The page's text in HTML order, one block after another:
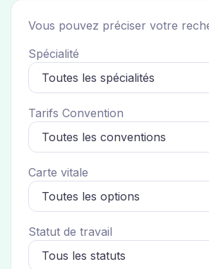
Vous pouvez préciser votre
Spécialité
Tarifs Convention
Carte vitale
Statut de travail